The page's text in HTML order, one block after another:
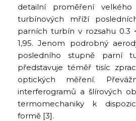
detailní proměření
turbínových mříží
parních turbín v rozsahu 0.3
1,95. Jenom podrobný
posledního stupně parní
představuje téměř tisíc
optických měření.
interferogramů a šlírových
termomechaniky k
formě [3].